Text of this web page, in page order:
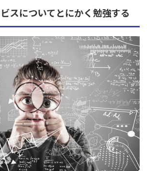
スについてとにかく勉強する